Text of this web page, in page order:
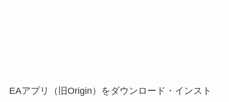
EAアプリ（旧Origin）をダウンロード・インスト